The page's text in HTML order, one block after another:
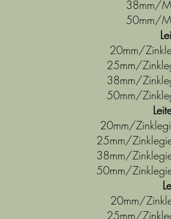
38mm/
50mm/
20mm/
25mm/
38mm/
50mm/
20mm/
25mm/
38mm/
50mm/
20mm/
25mm/